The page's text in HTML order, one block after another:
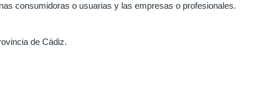
consumidoras o usuarias y las empresas o profesionales.
de Cádiz.